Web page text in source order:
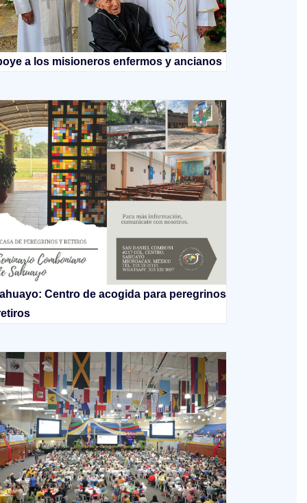
a los misioneros enfermos y ancianos
Centro de acogida para peregrinos